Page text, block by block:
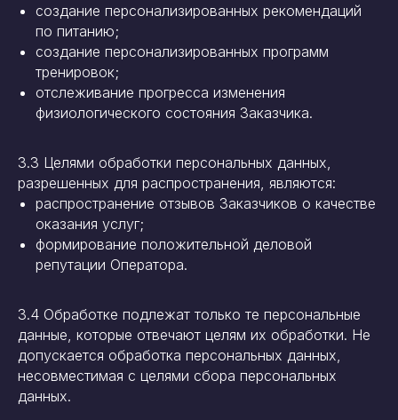
создание персонализированных рекомендаций
по питанию;
создание персонализированных программ
тренировок;
отслеживание прогресса изменения
физиологического состояния Заказчика.
3.3 Целями обработки персональных данных,
разрешенных для распространения, являются:
распространение отзывов Заказчиков о качестве
оказания услуг;
формирование положительной деловой
репутации Оператора.
3.4 Обработке подлежат только те персональные
данные, которые отвечают целям их обработки. Не
допускается обработка персональных данных,
несовместимая с целями сбора персональных
данных.